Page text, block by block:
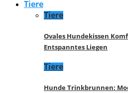
Tiere
Tiere
Ovales Hundekissen
Entspanntes Liegen
Tiere
Hunde Trinkbrunnen: